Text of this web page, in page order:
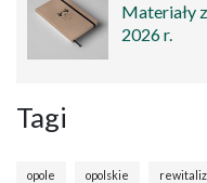
Materiały
2026 r.
Tagi
opole opolskie